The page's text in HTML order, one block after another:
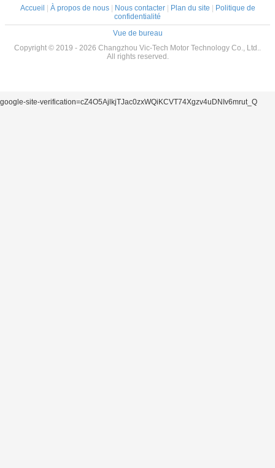
Accueil À propos de nous| Nous contacter| Plan du site
Politique de
confidentialité
Vue de bureau
Copyright © 2019 - 2026 Changzhou Vic-Tech Motor Technology Co., Ltd..
All rights reserved.
google-site-verification=cZ4O5AjlkjTJac0zxWQiKCVT74Xgzv4uDNIv6mrut_Q